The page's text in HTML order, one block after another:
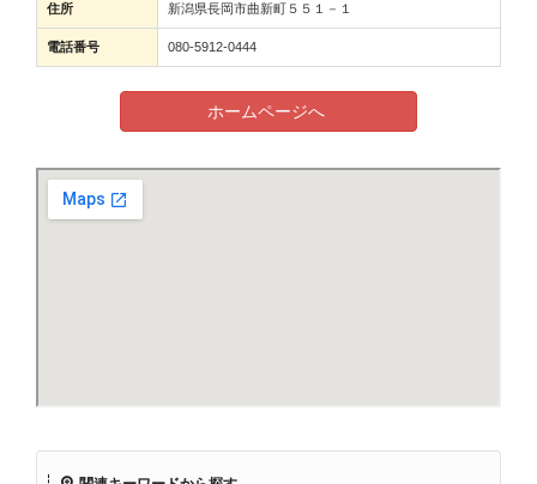
住所 新潟県長岡市曲新町５５１－１
電話番号 080-5912-0444
ホームページへ